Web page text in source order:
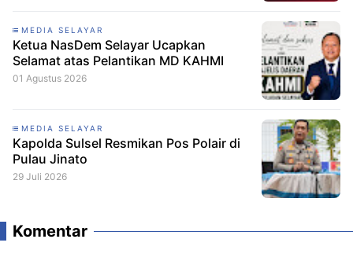
MEDIA SELAYAR
Ketua NasDem Selayar Ucapkan
Selamat atas Pelantikan MD KAHMI
01 Agustus 2026
MEDIA SELAYAR
Kapolda Sulsel Resmikan Pos Polair di
Pulau Jinato
29 Juli 2026
Komentar